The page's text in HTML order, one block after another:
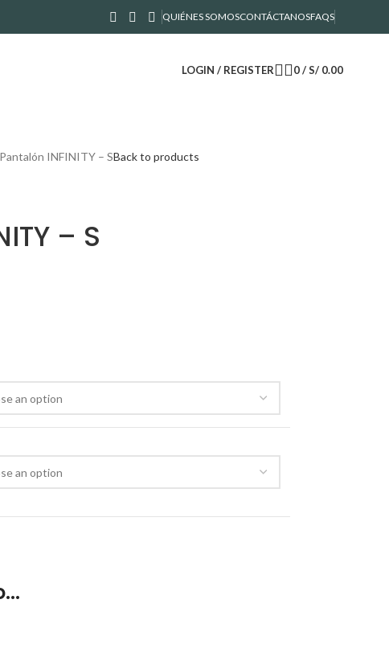
QUIÉNES SOMOSCONTÁCTANOSFAQS
LOGIN / REGISTER 0/ S/0.00
INFINITY – SBack to products
– S